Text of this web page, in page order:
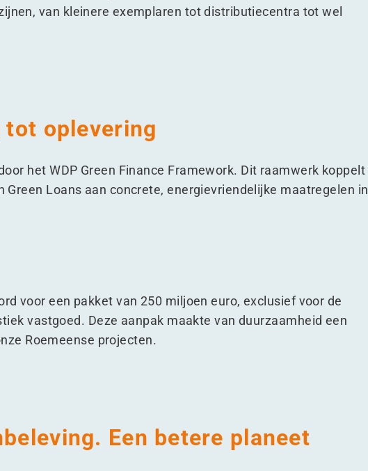
van kleinere exemplaren tot distributiecentra tot wel
tot oplevering
het WDP Green Finance Framework. Dit raamwerk koppelt
Green Loans aan concrete, energievriendelijke maatregelen in
voor een pakket van 250 miljoen euro, exclusief voor de
vastgoed. Deze aanpak maakte van duurzaamheid een
Roemeense projecten.
Een betere planeet